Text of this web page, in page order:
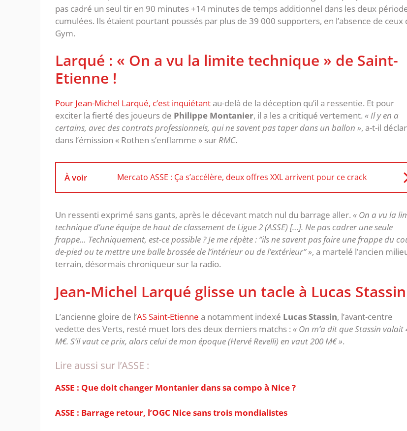
pas cadré un seul tir en 90 minutes +14 minutes de temps additionnel dans les deux
cumulées. Ils étaient pourtant poussés par plus de 39 000 supporters, en l’absence de ceux
Gym.
Larqué : « On a vu la limite technique » de Saint-
Etienne !
Pour Jean-Michel Larqué, c’est inquiétantau-delà de la déception qu’il a ressentie. Et pour
exciter la fierté des joueurs de Philippe Montanier, il a les a critiqué vertement. « Il y en a
certains, avec des contrats professionnels, qui ne savent pas taper dans un ballon », a-t-il
dans l’émission « Rothen s’enflamme » sur RMC.
À voir Mercato ASSE : Ça s’accélère, deux offres XXL arrivent pour ce crack
Un ressenti exprimé sans gants, après le décevant match nul du barrage aller. « On a vu la
technique d’une équipe de haut de classement de Ligue 2 (ASSE) […]. Ne pas cadrer une seule
frappe… Techniquement, est-ce possible ? Je me répète : ‘’ils ne savent pas faire une frappe du
de-pied ou te mettre une balle brossée de l’intérieur ou de l’extérieur’’ », a martelé l’ancien
terrain, désormais chroniqueur sur la radio.
Jean-Michel Larqué glisse un tacle à Lucas Stassin
L’ancienne gloire de l’AS Saint-Etienne a notamment indexé Lucas Stassin, l’avant-centre
vedette des Verts, resté muet lors des deux derniers matchs : « On m’a dit que Stassin valait
M€. S’il vaut ce prix, alors celui de mon époque (Hervé Revelli) en vaut 200 M€ ».
Lire aussi sur l’ASSE :
ASSE : Que doit changer Montanier dans sa compo à Nice ?
ASSE : Barrage retour, l’OGC Nice sans trois mondialistes